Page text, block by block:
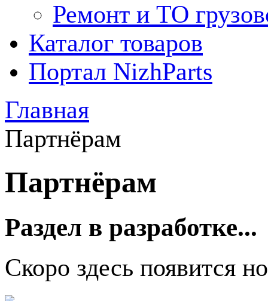
Ремонт и ТО
Каталог товаров
Портал NizhParts
Главная
Партнёрам
Партнёрам
Раздел в разработке...
Скоро здесь появится